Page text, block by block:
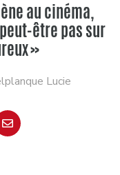
au cinéma,
être pas sur
»
Lucie